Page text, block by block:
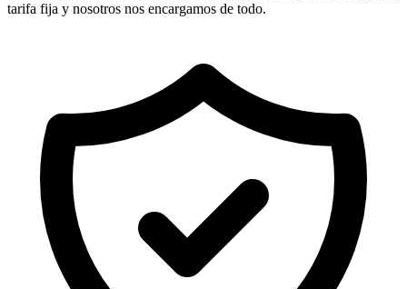
tarifa fija y nosotros nos encargamos de todo.